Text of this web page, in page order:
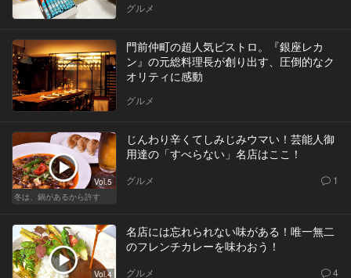
グルメ
門前仲町の超人気ビストロ。『銀座レカ
ン』の元総料理長が創り出す、圧倒的なク
オリティに感動
グルメ
Vol.5
冬は、鍋があるから許す
じんわり辛くてしみじみウマい！芸能人御
用達の「すべらない」名店はここ！
グルメ 1
Vol.4
名店には忘れられない味がある！唯一無二
のフレンチカレーを味わおう！
グルメ 4